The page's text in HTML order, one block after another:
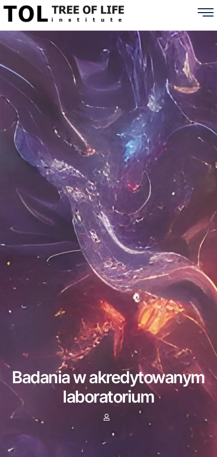
Badania w akredytowanym
laboratorium